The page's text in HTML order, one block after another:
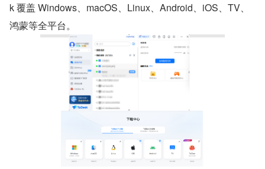
k 覆盖 Windows、macOS、Linux、Android、iOS、TV、
鸿蒙等全平台。